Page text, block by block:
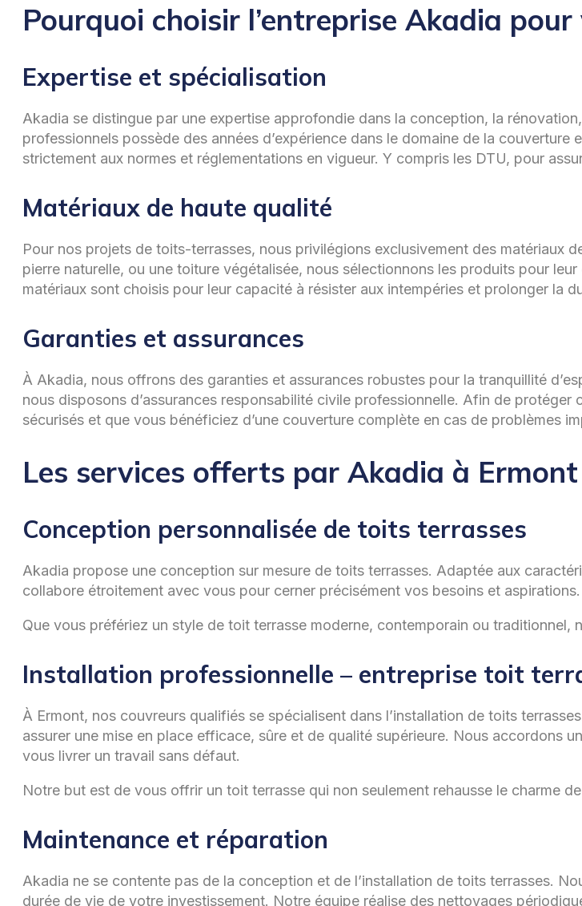
Pourquoi choisir l’entreprise Akadia
Expertise et spécialisation
Akadia se distingue par une expertise approfondie dans la conception, la
professionnels possède des années d’expérience dans le domaine de la
strictement aux normes et réglementations en vigueur. Y compris les DTU, pour
Matériaux de haute qualité
Pour nos projets de toits-terrasses, nous privilégions exclusivement des matériaux
pierre naturelle, ou une toiture végétalisée, nous sélectionnons les produits pour
matériaux sont choisis pour leur capacité à résister aux intempéries et prolonger la
Garanties et assurances
À Akadia, nous offrons des garanties et assurances robustes pour la tranquillité
nous disposons d’assurances responsabilité civile professionnelle. Afin de
sécurisés et que vous bénéficiez d’une couverture complète en cas de problèmes
Les services offerts par Akadia à Ermont
Conception personnalisée de toits terrasses
Akadia propose une conception sur mesure de toits terrasses. Adaptée aux
collabore étroitement avec vous pour cerner précisément vos besoins et
Que vous préfériez un style de toit terrasse moderne, contemporain ou
Installation professionnelle – entreprise toit
À Ermont, nos couvreurs qualifiés se spécialisent dans l’installation de toits
assurer une mise en place efficace, sûre et de qualité supérieure. Nous accordons
vous livrer un travail sans défaut.
Notre but est de vous offrir un toit terrasse qui non seulement rehausse le charme
Maintenance et réparation
Akadia ne se contente pas de la conception et de l’installation de toits terrasses.
durée de vie de votre investissement. Notre équipe réalise des nettoyages